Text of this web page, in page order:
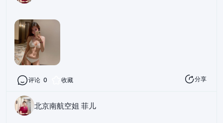
评论 0 收藏 分享
北京南航空姐 菲儿